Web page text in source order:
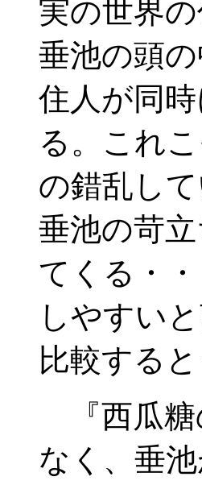
実の世界
垂池の頭
住人が同
る。これ
の錯乱し
垂池の苛
てくる・
しやすい
比較する
『西瓜糖
なく、垂